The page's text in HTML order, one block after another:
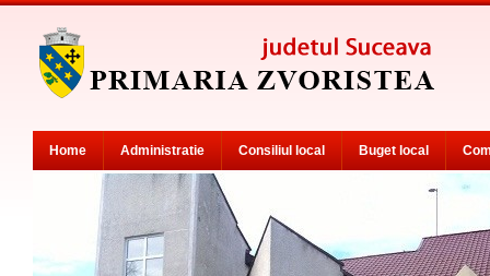
Home Administratie Consiliul local Buget local